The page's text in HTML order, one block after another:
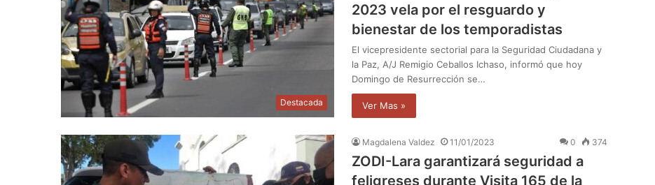
Destacada
2023 vela por el resguardo y
bienestar de los temporadistas
El vicepresidente sectorial para la Seguridad Ciudadana y
la Paz, A/J Remigio Ceballos Ichaso, informó que hoy
Domingo de Resurrección se…
Ver Mas »
Magdalena Valdez 11/01/2023 0 374
ZODI-Lara garantizará seguridad a
feligreses durante Visita 165 de la